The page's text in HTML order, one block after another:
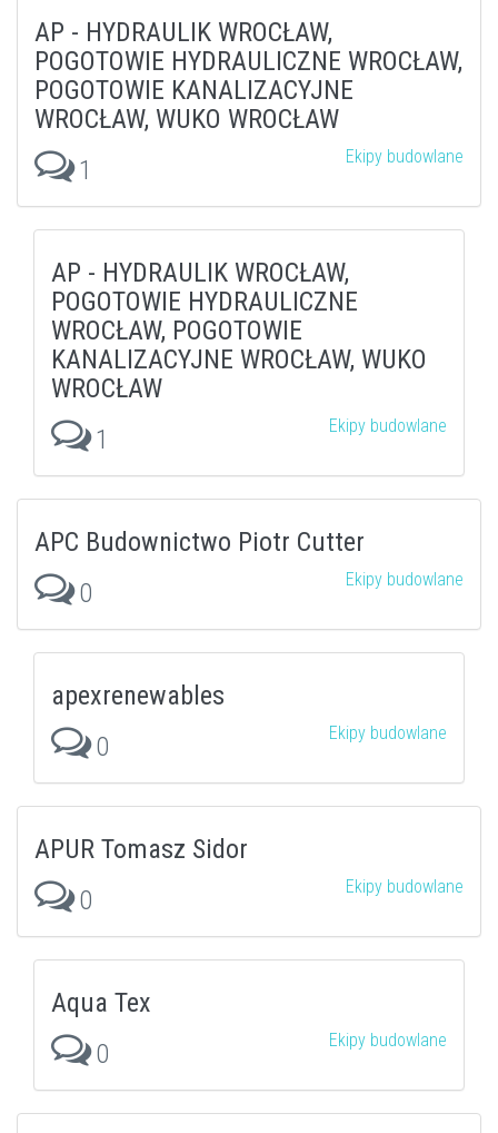
AP - HYDRAULIK WROCŁAW,
POGOTOWIE HYDRAULICZNE WROCŁAW,
POGOTOWIE KANALIZACYJNE
WROCŁAW, WUKO WROCŁAW
1
Ekipy budowlane
AP - HYDRAULIK WROCŁAW,
POGOTOWIE HYDRAULICZNE
WROCŁAW, POGOTOWIE
KANALIZACYJNE WROCŁAW, WUKO
WROCŁAW
1
Ekipy budowlane
APC Budownictwo Piotr Cutter
0
Ekipy budowlane
apexrenewables
0
Ekipy budowlane
APUR Tomasz Sidor
0
Ekipy budowlane
Aqua Tex
0
Ekipy budowlane